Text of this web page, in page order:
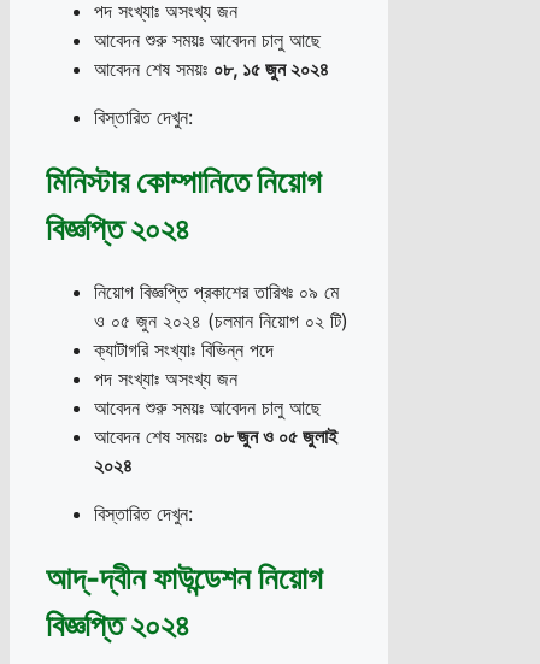
পদ সংখ্যাঃ অসংখ্য জন
আবেদন শুরু সময়ঃ আবেদন চালু আছে
আবেদন শেষ সময়ঃ ০৮, ১৫ জুন ২০২৪
বিস্তারিত দেখুন:
মিনিস্টার কোম্পানিতে নিয়োগ
বিজ্ঞপ্তি ২০২৪
নিয়োগ বিজ্ঞপ্তি প্রকাশের তারিখঃ ০৯ মে
ও ০৫ জুন ২০২৪ (চলমান নিয়োগ ০২ টি)
ক্যাটাগরি সংখ্যাঃ বিভিন্ন পদে
পদ সংখ্যাঃ অসংখ্য জন
আবেদন শুরু সময়ঃ আবেদন চালু আছে
আবেদন শেষ সময়ঃ ০৮ জুন ও ০৫ জুলাই
২০২৪
বিস্তারিত দেখুন:
আদ্-দ্বীন ফাউন্ডেশন নিয়োগ
বিজ্ঞপ্তি ২০২৪